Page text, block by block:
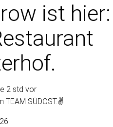
ist hier:
2 std vor
TEAM SÜDOST.✌️
26